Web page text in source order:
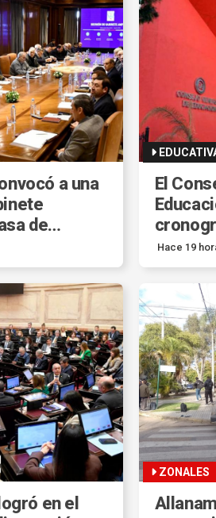
a una
de
El
para
Hace 19
en el
ZONALES